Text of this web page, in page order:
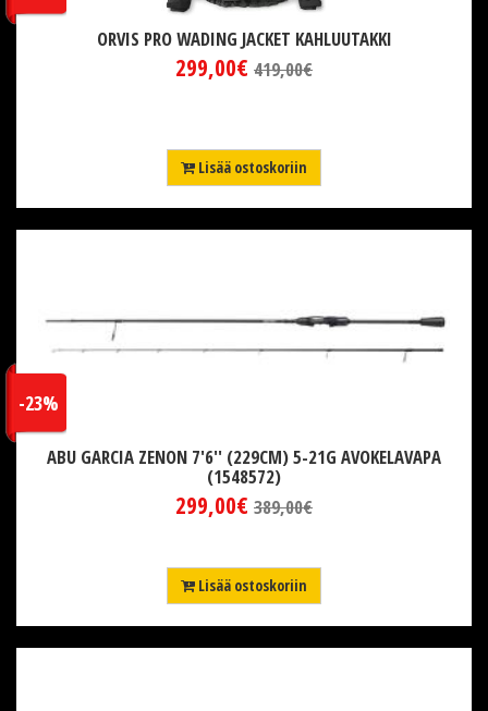
ORVIS PRO WADING JACKET KAHLUUTAKKI
299,00€ 419,00€
Lisää ostoskoriin
ABU GARCIA ZENON 7'6'' (229CM) 5-21G AVOKELAVAPA
(1548572)
299,00€
-23%
389,00€
Lisää ostoskoriin